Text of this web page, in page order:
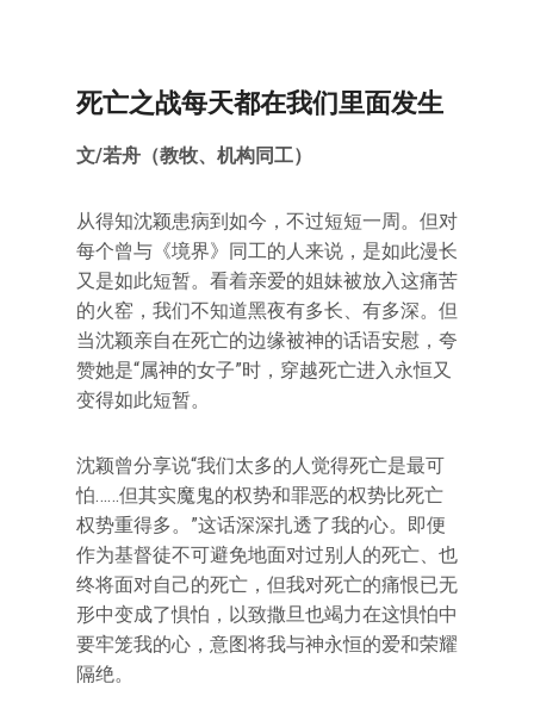
死亡之战每天都在我们里面发生
文/若舟（教牧、机构同工）
从得知沈颖患病到如今，不过短短一周。但对
每个曾与《境界》同工的人来说，是如此漫长
又是如此短暂。看着亲爱的姐妹被放入这痛苦
的火窑，我们不知道黑夜有多长、有多深。但
当沈颖亲自在死亡的边缘被神的话语安慰，夸
赞她是“属神的女子”时，穿越死亡进入永恒又
变得如此短暂。
沈颖曾分享说“我们太多的人觉得死亡是最可
怕……但其实魔鬼的权势和罪恶的权势比死亡
权势重得多。”这话深深扎透了我的心。即便
作为基督徒不可避免地面对过别人的死亡、也
终将面对自己的死亡，但我对死亡的痛恨已无
形中变成了惧怕，以致撒旦也竭力在这惧怕中
要牢笼我的心，意图将我与神永恒的爱和荣耀
隔绝。